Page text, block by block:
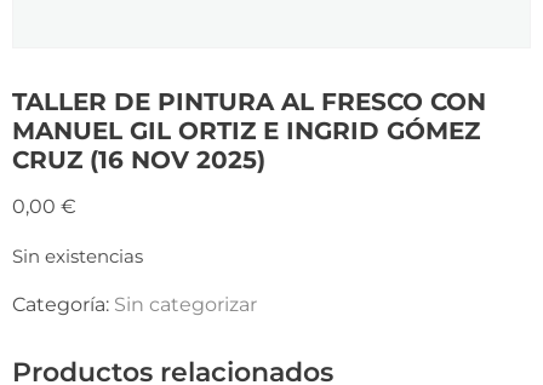
TALLER DE PINTURA AL FRESCO CON
MANUEL GIL ORTIZ E INGRID GÓMEZ
CRUZ (16 NOV 2025)
0,00 €
Sin existencias
Categoría: Sin categorizar
Productos relacionados